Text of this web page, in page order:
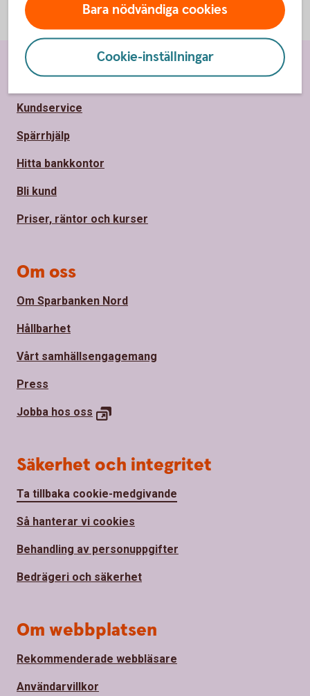
Bara nödvändiga cookies
Cookie-inställningar
Sidfot
Hitta snabbt
Kundservice
Spärrhjälp
Hitta bankkontor
Bli kund
Priser, räntor och kurser
Om oss
Om Sparbanken Nord
Hållbarhet
Vårt samhällsengagemang
Press
Jobba hos oss
Säkerhet och integritet
Ta tillbaka cookie-medgivande
Så hanterar vi cookies
Behandling av personuppgifter
Bedrägeri och säkerhet
Om webbplatsen
Rekommenderade webbläsare
Användarvillkor